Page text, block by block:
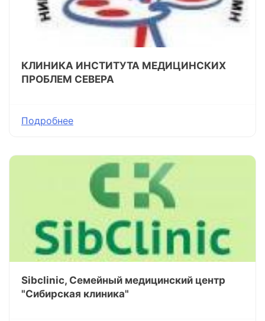
КЛИНИКА ИНСТИТУТА МЕДИЦИНСКИХ
ПРОБЛЕМ СЕВЕРА
Подробнее
Sibclinic, Семейный медицинский центр
"Сибирская клиника"